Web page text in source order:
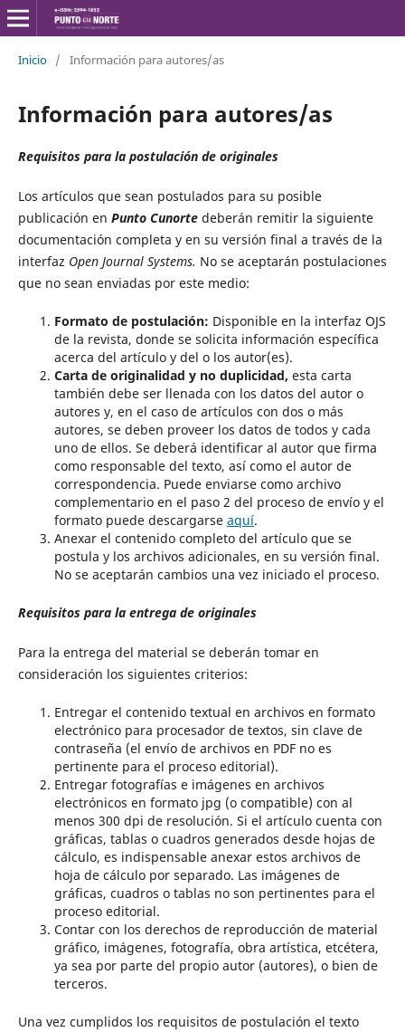
Inicio / Información para autores/as
Información para autores/as
Requisitos para la postulación de originales
Los artículos que sean postulados para su posible
publicación en Punto Cunortedeberán remitir la siguiente
documentación completa y en su versión final a través de la
interfaz Open Journal Systems. No se aceptarán postulaciones
que no sean enviadas por este medio:
Formato de postulación: ­ Disponible en la interfaz OJS
de la revista, donde se solicita información específica
acerca del artículo y del o los autor(es).
Carta de originalidad y no duplicidad, esta carta
también debe ser llenada con los datos del autor o
autores y, en el caso de artículos con dos o más
autores, se deben proveer los datos de todos y cada
uno de ellos. Se deberá identificar al autor que firma
como responsable del texto, así como el autor de
correspondencia. Puede enviarse como archivo
complementario en el paso 2 del proceso de envío y el
formato puede descargarse aquí.
Anexar el contenido completo del artículo que se
postula y los archivos adicionales, en su versión final.
No se aceptarán cambios una vez iniciado el proceso.
Requisitos para la entrega de originales
Para la entrega del material se deberán tomar en
consideración los siguientes criterios:
Entregar el contenido textual en archivos en formato
electrónico para procesador de textos, sin clave de
contraseña (el envío de archivos en PDF no es
pertinente para el proceso editorial).
Entregar fotografías e imágenes en archivos
electrónicos en formato jpg (o compatible) con al
menos 300 dpi de resolución. Si el artículo cuenta con
gráficas, tablas o cuadros generados desde hojas de
cálculo, es indispensable anexar estos archivos de
hoja de cálculo por separado. Las imágenes de
gráficas, cuadros o tablas no son pertinentes para el
proceso editorial.
Contar con los derechos de reproducción de material
gráfico, imágenes, fotografía, obra artística, etcétera,
ya sea por parte del propio autor (autores), o bien de
terceros.
Una vez cumplidos los requisitos de postulación el texto